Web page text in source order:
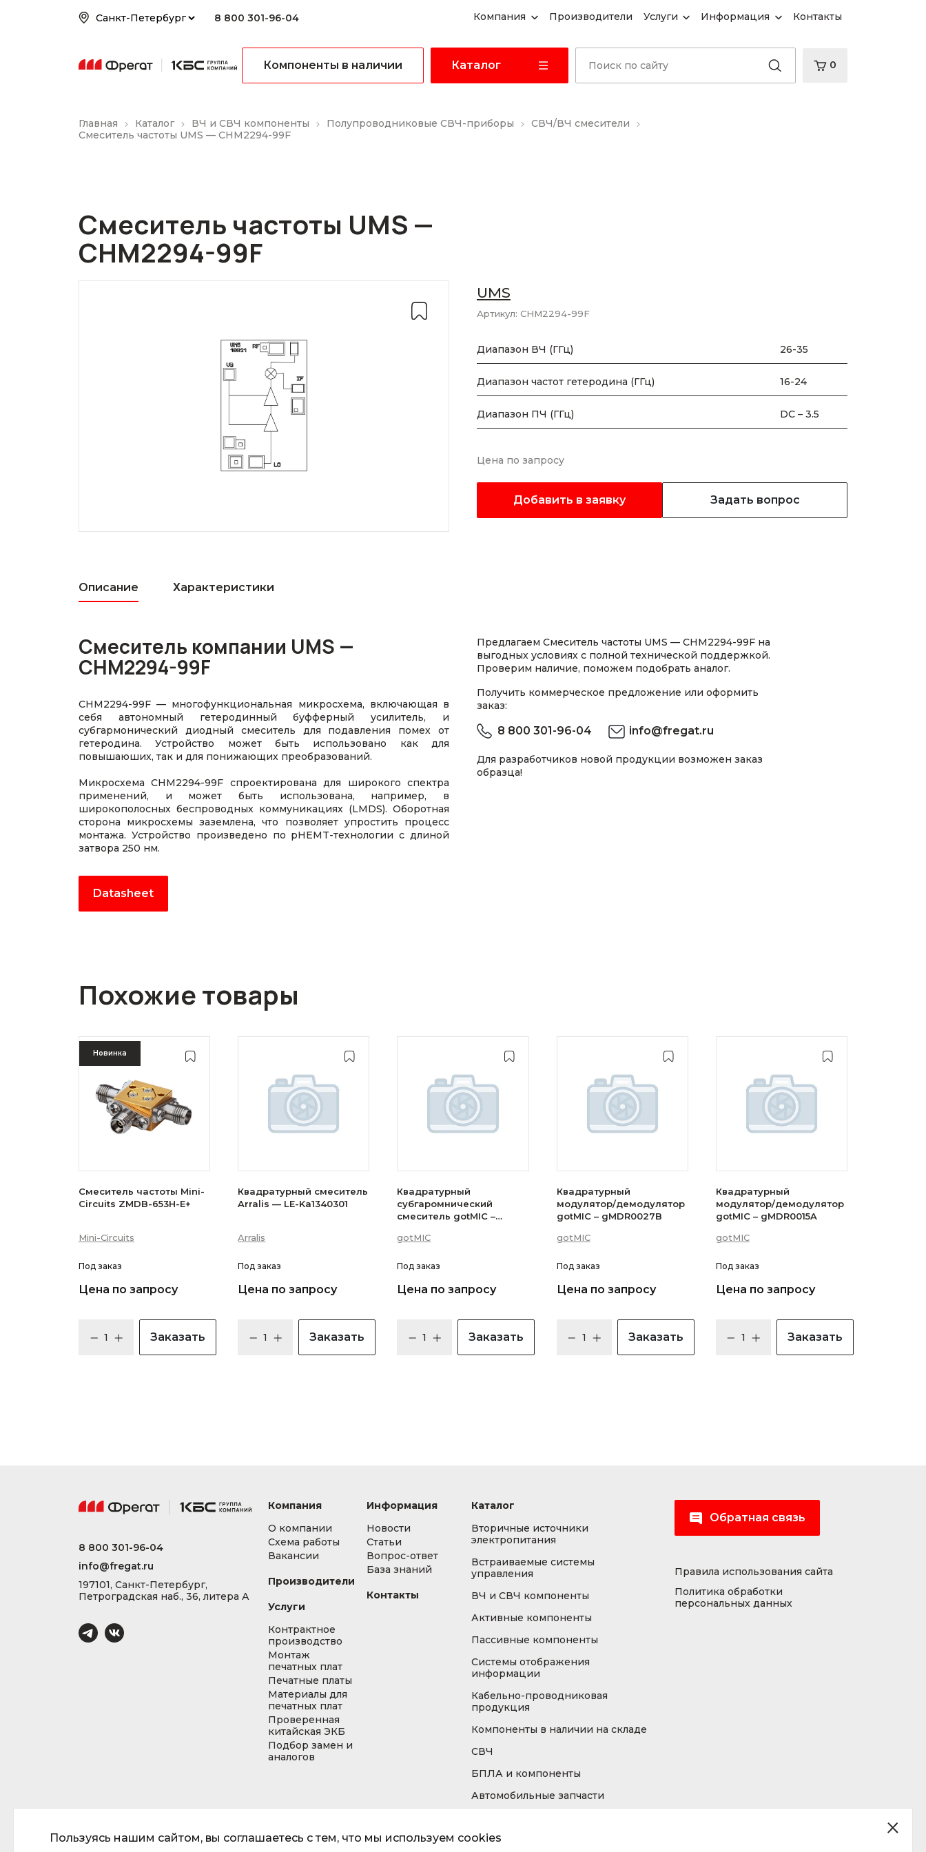
8 800 301-96-04 Компания Производители Услуги Информация Контакты
Компоненты в наличии Каталог 0
Главная Каталог ВЧ и СВЧ компоненты Полупроводниковые СВЧ-приборы
СВЧ/ВЧ смесители
Смеситель частоты UMS — CHM2294-99F
Смеситель частоты UMS —
CHM2294-99F
UMS
Артикул: CHM2294-99F
Диапазон ВЧ (ГГц) 26-35
Диапазон частот гетеродина (ГГц) 16-24
Диапазон ПЧ (ГГц) DC – 3.5
Цена по запросу
Добавить в заявку Задать вопрос
Описание Характеристики
Смеситель компании UMS —
CHM2294-99F
CHM2294-99F — многофункциональная микросхема, включающая в
себя автономный гетеродинный буфферный усилитель, и
субгармонический диодный смеситель для подавления помех от
гетеродина. Устройство может быть использовано как для
повышаюших, так и для понижающих преобразований.
Микросхема CHM2294-99F спроектирована для широкого спектра
применений, и может быть использована, например, в
широкополосных беспроводных коммуникациях (LMDS). Оборотная
сторона микросхемы заземлена, что позволяет упростить процесс
монтажа. Устройство произведено по pHEMT-технологии с длиной
затвора 250 нм.
Datasheet
Предлагаем Смеситель частоты UMS — CHM2294-99F на
выгодных условиях с полной технической поддержкой.
Проверим наличие, поможем подобрать аналог.
Получить коммерческое предложение или оформить
заказ:
8 800 301-96-04 info@fregat.ru
Для разработчиков новой продукции возможен заказ
образца!
Похожие товары
Новинка
Смеситель частоты Mini-
Circuits ZMDB-653H-E+
Mini-Circuits
Под заказ
Цена по запросу
Заказать
Квадратурный смеситель
Arralis — LE-Ka1340301
Arralis
Под заказ
Цена по запросу
Заказать
Квадратурный
субгаромнический
смеситель gotMIC –
gotMIC
Под заказ
Цена по запросу
Заказать
Квадратурный
модулятор/демодулятор
gotMIC – gMDR0027B
gotMIC
Под заказ
Цена по запросу
Заказать
Квадратурный
модулятор/демодулятор
gotMIC – gMDR0015A
gotMIC
Под заказ
Цена по запросу
Заказать
Пользуясь нашим сайтом, вы соглашаетесь с тем, что мы используем cookies
8 800 301-96-04
info@fregat.ru
197101, Санкт-Петербург,
Петроградская наб., 36, литера А
Компания
О компании
Схема работы
Вакансии
Производители
Услуги
Контрактное
производство
Монтаж
печатных плат
Печатные платы
Материалы для
печатных плат
Проверенная
китайская ЭКБ
Подбор замен и
аналогов
Информация
Новости
Статьи
Вопрос-ответ
База знаний
Контакты
Каталог
Вторичные источники
электропитания
Встраиваемые системы
управления
ВЧ и СВЧ компоненты
Активные компоненты
Пассивные компоненты
Системы отображения
информации
Кабельно-проводниковая
продукция
Компоненты в наличии на складе
СВЧ
БПЛА и компоненты
Автомобильные запчасти
Обратная связь
Правила использования сайта
Политика обработки
персональных данных